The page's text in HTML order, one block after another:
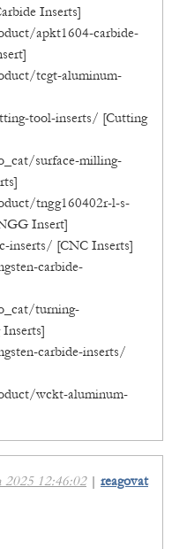
Inserts]
apkt1604-carbide-
tcgt-aluminum-
tool-inserts/ [Cutting
surface-milling-
tngg160402r-l-s-
Insert]
inserts/ [CNC Inserts]
carbide-
turning-
carbide-inserts/
wckt-aluminum-
2025 12:46:02| reagovat